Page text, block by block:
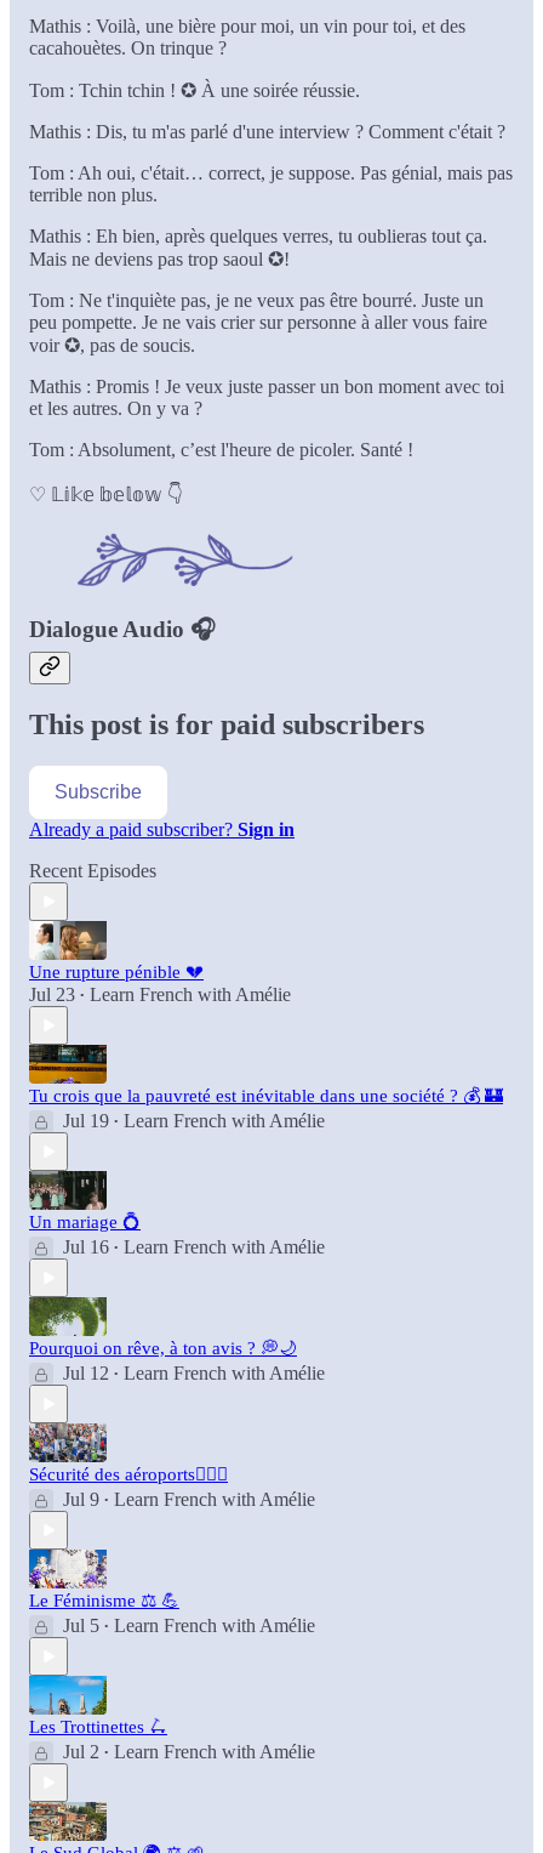
Mathis : Voilà, une bière pour moi, un vin pour toi, et des
cacahouètes. On trinque ?
Tom : Tchin tchin ! ✪ À une soirée réussie.
Mathis : Dis, tu m'as parlé d'une interview ? Comment c'était ?
Tom : Ah oui, c'était… correct, je suppose. Pas génial, mais pas
terrible non plus.
Mathis : Eh bien, après quelques verres, tu oublieras tout ça.
Mais ne deviens pas trop saoul ✪!
Tom : Ne t'inquiète pas, je ne veux pas être bourré. Juste un
peu pompette. Je ne vais crier sur personne à aller vous faire
voir ✪, pas de soucis.
Mathis : Promis ! Je veux juste passer un bon moment avec toi
et les autres. On y va ?
Tom : Absolument, c’est l'heure de picoler. Santé !
♡ 𝕃𝕚𝕜𝕖 𝕓𝕖𝕝𝕠𝕨 👇
Dialogue Audio 🎧
This post is for paid subscribers
Subscribe
Already a paid subscriber? Sign in
Recent Episodes
Une rupture pénible 💔
Jul 23 • Learn French with Amélie
Tu crois que la pauvreté est inévitable dans une société ? 💰 🏰
Jul 19 • Learn French with Amélie
Un mariage 💍
Jul 16 • Learn French with Amélie
Pourquoi on rêve, à ton avis ? 💭🌙
Jul 12 • Learn French with Amélie
Sécurité des aéroports👮🏻‍♂️
Jul 9 • Learn French with Amélie
Le Féminisme ⚖️ 💪
Jul 5 • Learn French with Amélie
Les Trottinettes 🛴
Jul 2 • Learn French with Amélie